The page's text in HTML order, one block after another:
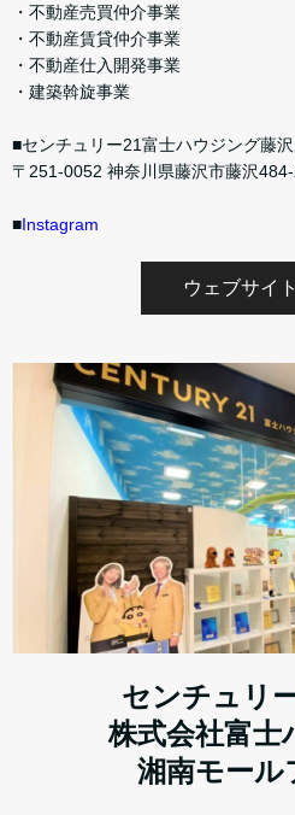
・不動産売買仲介事業
・不動産賃貸仲介事業
・不動産仕入開発事業
・建築斡旋事業
■センチュリー21富士ハウジング藤
〒251-0052 神奈川県藤沢市藤沢
■Instagram
ウェブサイ
センチュリ
株式会社富士
湘南モール